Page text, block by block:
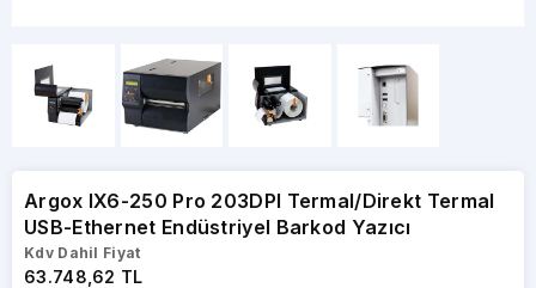
Argox IX6-250 Pro 203DPI Termal/Direkt Termal
USB-Ethernet Endüstriyel Barkod Yazıcı
Kdv Dahil Fiyat
63.748,62 TL